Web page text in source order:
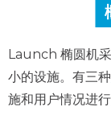
Launch 椭圆机
小的设施。有三种
施和用户情况进